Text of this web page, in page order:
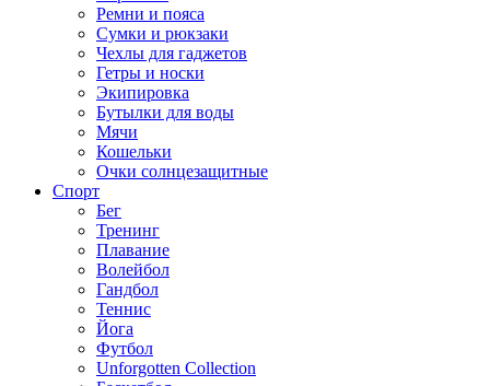
Ремни и пояса
Сумки и рюкзаки
Чехлы для гаджетов
Гетры и носки
Экипировка
Бутылки для воды
Мячи
Кошельки
Очки солнцезащитные
Спорт
Бег
Тренинг
Плавание
Волейбол
Гандбол
Теннис
Йога
Футбол
Unforgotten Collection